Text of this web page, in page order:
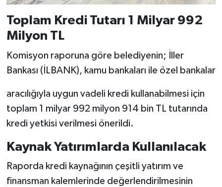
Toplam Kredi Tutarı 1 Milyar 992
Milyon TL
Komisyon raporuna göre belediyenin; İller
Bankası (İLBANK), kamu bankaları ile özel bankalar
aracılığıyla uygun vadeli kredi kullanabilmesi için
toplam 1 milyar 992 milyon 914 bin TL tutarında
kredi yetkisi verilmesi önerildi.
Kaynak Yatırımlarda Kullanılacak
Raporda kredi kaynağının çeşitli yatırım ve
finansman kalemlerinde değerlendirilmesinin